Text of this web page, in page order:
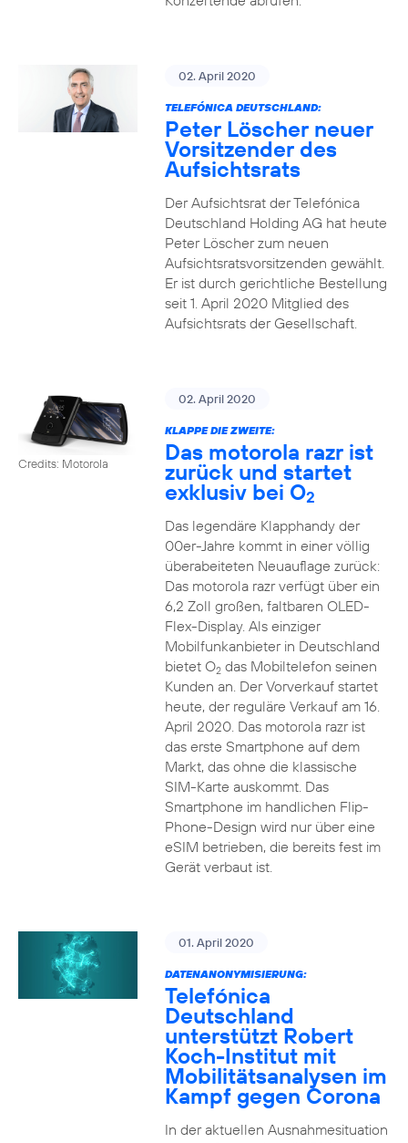
02. April 2020
TELEFÓNICA DEUTSCHLAND:
Peter Löscher neuer
Vorsitzender des
Aufsichtsrats
Der Aufsichtsrat der Telefónica
Deutschland Holding AG hat heute
Peter Löscher zum neuen
Aufsichtsratsvorsitzenden gewählt.
Er ist durch gerichtliche Bestellung
seit 1. April 2020 Mitglied des
Aufsichtsrats der Gesellschaft.
Credits: Motorola
02. April 2020
KLAPPE DIE ZWEITE:
Das motorola razr ist
zurück und startet
exklusiv bei O2
Das legendäre Klapphandy der
00er-Jahre kommt in einer völlig
überabeiteten Neuauflage zurück:
Das motorola razr verfügt über ein
6,2 Zoll großen, faltbaren OLED-
Flex-Display. Als einziger
Mobilfunkanbieter in Deutschland
bietet O2das Mobiltelefon seinen
Kunden an. Der Vorverkauf startet
heute, der reguläre Verkauf am 16.
April 2020. Das motorola razr ist
das erste Smartphone auf dem
Markt, das ohne die klassische
SIM-Karte auskommt. Das
Smartphone im handlichen Flip-
Phone-Design wird nur über eine
eSIM betrieben, die bereits fest im
Gerät verbaut ist.
01. April 2020
DATENANONYMISIERUNG:
Telefónica
Deutschland
unterstützt Robert
Koch-Institut mit
Mobilitätsanalysen im
Kampf gegen Corona
In der aktuellen Ausnahmesituation